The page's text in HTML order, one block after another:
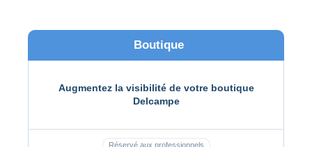
Boutique
Augmentez la visibilité de votre boutique
Delcampe
Réservé aux professionnels